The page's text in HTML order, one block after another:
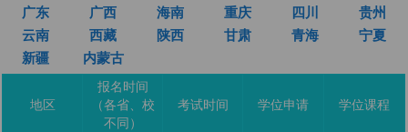
广东
广西 海南 重庆 四川
贵州
云南
西藏 陕西 甘肃 青海
宁夏
新疆
内蒙古
地区
报名时间
（各省、校
不同）
考试时间 学位申请 学位课程